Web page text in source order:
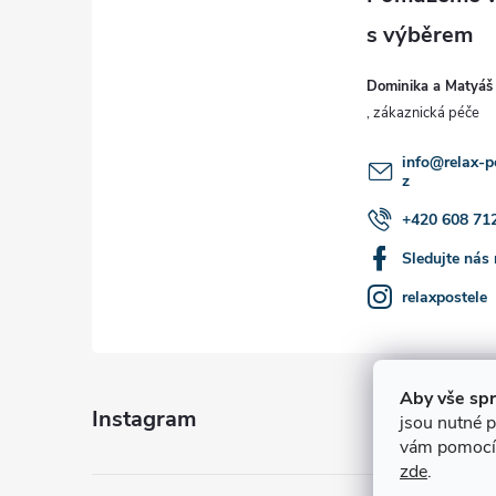
Aby vše
jsou nutné
vám
zde.
Dominika a Matyáš
info@relax-
z
+420 608
Sledujte nás
relaxpostele
Instagram